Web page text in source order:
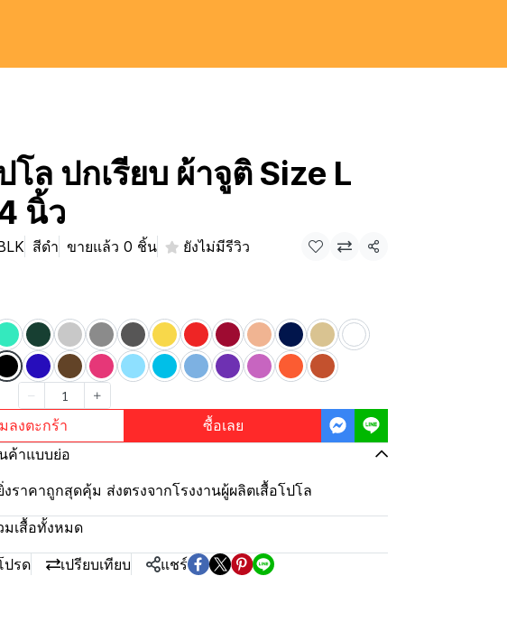
โล ปกเรียบ ผ้าจูติ Size L
นิ้ว
สีดำ ขายแล้ว 0 ชิ้น ยังไม่มีรีวิว แชร์
ลงตะกร้า ซื้อเลย
ค้าแบบย่อ
งราคาถูกสุดคุ้ม ส่งตรงจากโรงงานผู้ผลิตเสื้อโปโล
มเสื้อทั้งหมด
ปรด เปรียบเทียบ แชร์